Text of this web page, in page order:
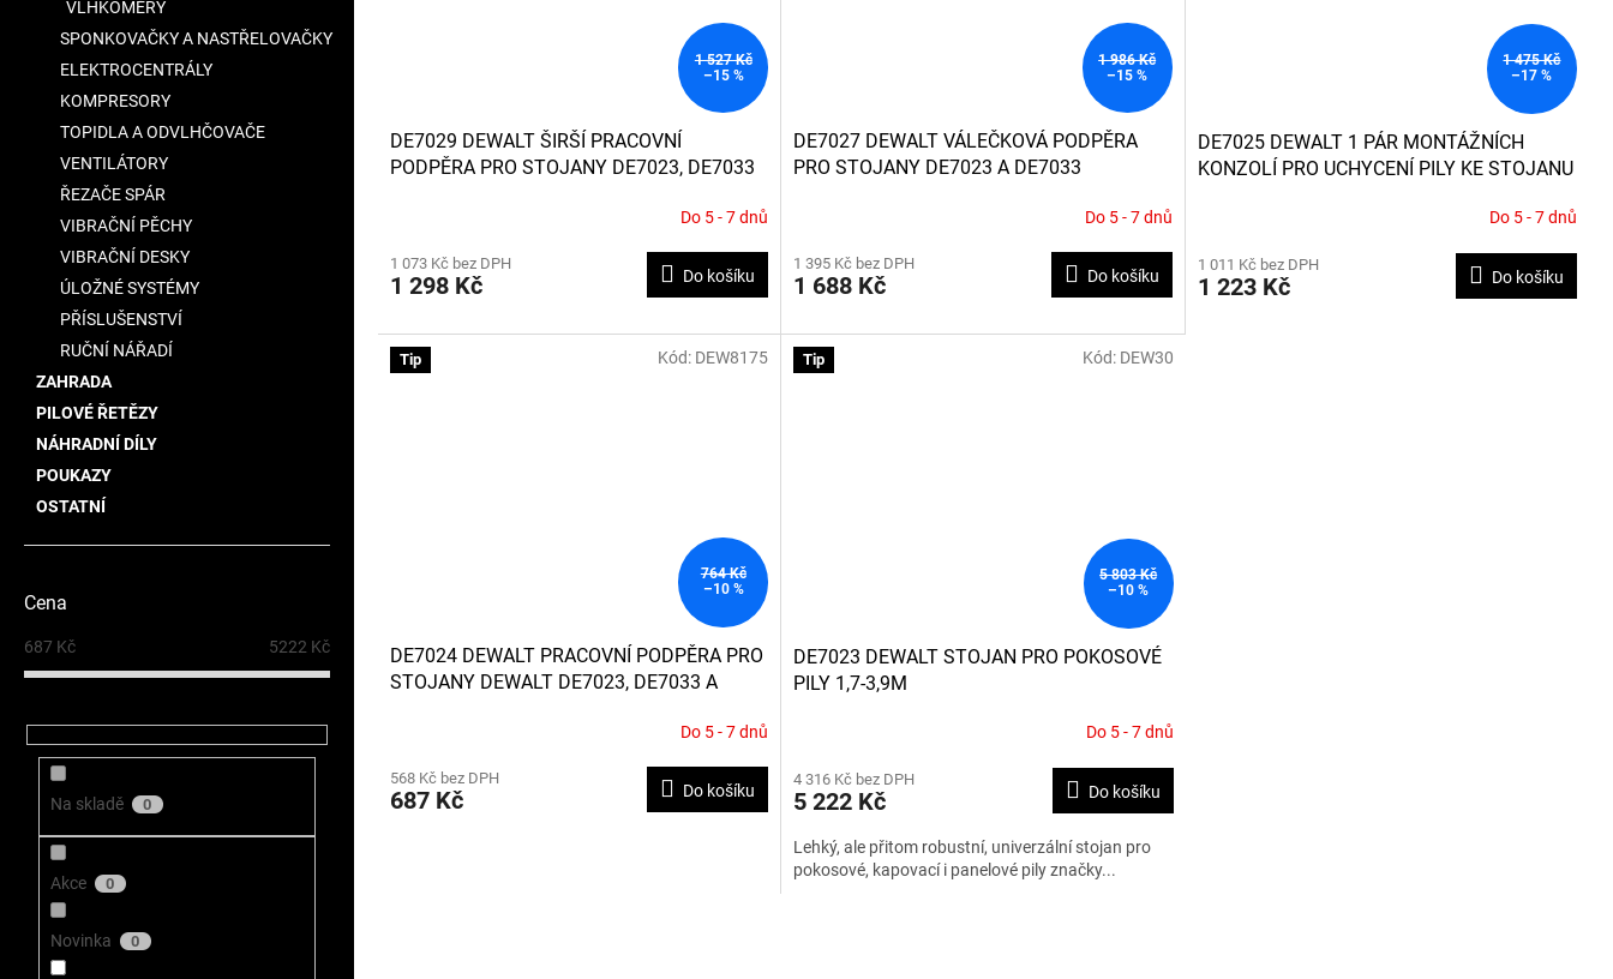
VLHKOMĚRY
SPONKOVAČKY A NASTŘELOVAČKY
ELEKTROCENTRÁLY
KOMPRESORY
TOPIDLA A ODVLHČOVAČE
VENTILÁTORY
ŘEZAČE SPÁR
VIBRAČNÍ PĚCHY
VIBRAČNÍ DESKY
ÚLOŽNÉ SYSTÉMY
PŘÍSLUŠENSTVÍ
RUČNÍ NÁŘADÍ
ZAHRADA
PILOVÉ ŘETĚZY
NÁHRADNÍ DÍLY
POUKAZY
OSTATNÍ
Cena
687 Kč 5222 Kč
Na skladě 0
Akce 0
Novinka 0
1 527 Kč
–15 %
DE7029 DEWALT ŠIRŠÍ PRACOVNÍ
PODPĚRA PRO STOJANY DE7023, DE7033
Do 5 - 7 dnů
1 073 Kč bez DPH
1 298 Kč Do košíku
1 986 Kč
–15 %
DE7027 DEWALT VÁLEČKOVÁ PODPĚRA
PRO STOJANY DE7023 A DE7033
Do 5 - 7 dnů
1 395 Kč bez DPH
1 688 Kč Do košíku
1 475 Kč
–17 %
DE7025 DEWALT 1 PÁR MONTÁŽNÍCH
KONZOLÍ PRO UCHYCENÍ PILY KE STOJANU
Do 5 - 7 dnů
1 011 Kč bez DPH
1 223 Kč Do košíku
Tip
764 Kč
–10 %
DE7024 DEWALT PRACOVNÍ PODPĚRA PRO
STOJANY DEWALT DE7023, DE7033 A
Do 5 - 7 dnů
568 Kč bez DPH
687 Kč Do košíku
Kód: DEW8175 Tip
5 803 Kč
–10 %
DE7023 DEWALT STOJAN PRO POKOSOVÉ
PILY 1,7-3,9M
produktu
je
z
5
Do 5 - 7 dnů
4 316 Kč bez DPH
5 222 Kč Do košíku
Lehký, ale přitom robustní, univerzální stojan pro
pokosové, kapovací i panelové pily značky...
Kód: DEW30